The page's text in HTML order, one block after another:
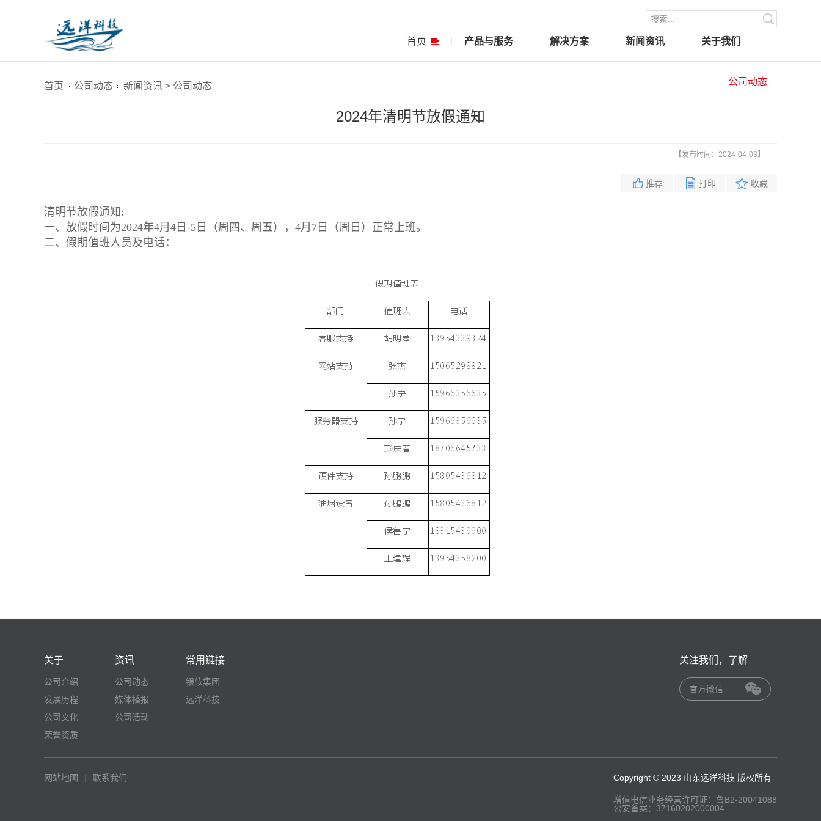
首页 产品与服务 解决方案 新闻资讯 关于我们
公司动态
首页 公司动态 新闻资讯 > 公司动态
2024年清明节放假通知
【发布时间：2024-04-03】
收藏
打印
推荐
清明节放假通知:
一、放假时间为2024年4月4日-5日（周四、周五），4月7日（周日）正常上班。
二、假期值班人员及电话：
关于
公司介绍
发展历程
公司文化
荣誉资质
资讯
公司动态
媒体播报
公司活动
常用链接
银软集团
远洋科技
关注我们，了解
官方微信
网站地图 | 联系我们 Copyright © 2023 山东远洋科技 版权所有
增值电信业务经营许可证：鲁B2-20041088
公安备案：37160202000004